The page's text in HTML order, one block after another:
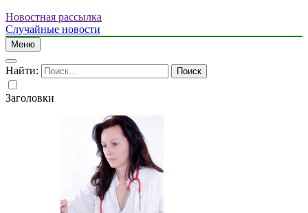
Новостная рассылка
Случайные новости
Меню
Найти:
Заголовки